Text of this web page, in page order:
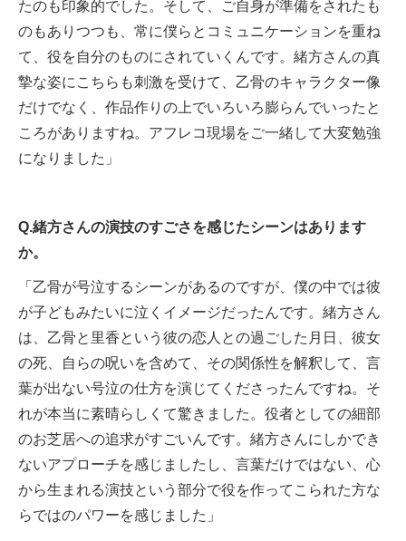
たのも印象的でした。そして、ご自身が準備をされたも
のもありつつも、常に僕らとコミュニケーションを重ね
て、役を自分のものにされていくんです。緒方さんの真
摯な姿にこちらも刺激を受けて、乙骨のキャラクター像
だけでなく、作品作りの上でいろいろ膨らんでいったと
ころがありますね。アフレコ現場をご一緒して大変勉強
になりました」
Q.緒方さんの演技のすごさを感じたシーンはあります
か。
「乙骨が号泣するシーンがあるのですが、僕の中では彼
が子どもみたいに泣くイメージだったんです。緒方さん
は、乙骨と里香という彼の恋人との過ごした月日、彼女
の死、自らの呪いを含めて、その関係性を解釈して、言
葉が出ない号泣の仕方を演じてくださったんですね。そ
れが本当に素晴らしくて驚きました。役者としての細部
のお芝居への追求がすごいんです。緒方さんにしかでき
ないアプローチを感じましたし、言葉だけではない、心
から生まれる演技という部分で役を作ってこられた方な
らではのパワーを感じました」